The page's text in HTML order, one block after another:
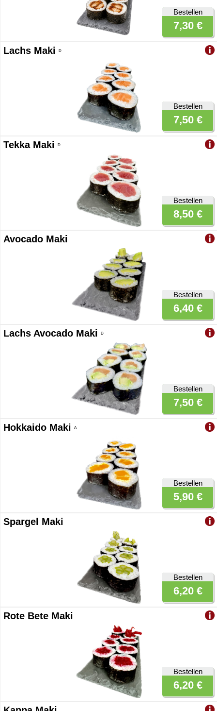
Bestellen
7,30 €
Lachs Maki D
Bestellen
7,50 €
Tekka Maki D
Bestellen
8,50 €
Avocado Maki
Bestellen
6,40 €
Lachs Avocado Maki D
Bestellen
7,50 €
Hokkaido Maki A
Bestellen
5,90 €
Spargel Maki
Bestellen
6,20 €
Rote Bete Maki
Bestellen
6,20 €